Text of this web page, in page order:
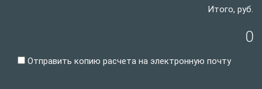
Итого, руб.
0
Отправить копию расчета на электронную почту